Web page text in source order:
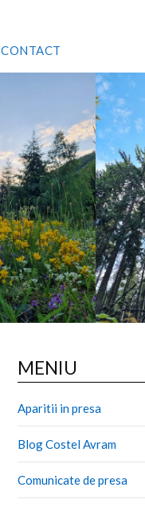
CONTACT
MENIU
Aparitii in presa
Blog Costel Avram
Comunicate de presa